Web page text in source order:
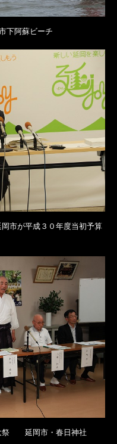
下阿蘇ビーチ
市が平成３０年度当初予算
祭 延岡市・春日神社